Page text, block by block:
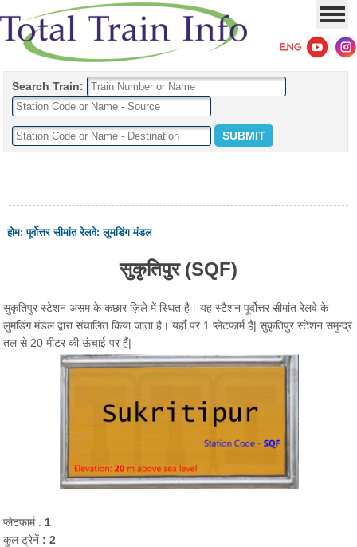
Search Train:
होम:पूर्वोत्तर सीमांत रेलवे:लुमडिंग मंडल
सुकृतिपुर (SQF)
सुकृतिपुर स्टेशन असम के कछार ज़िले में स्थित है। यह स्टैशन पूर्वोत्तर सीमांत रेलवे के
लुमडिंग मंडल द्वारा संचालित किया जाता है। यहाँ पर 1 प्लेटफार्म हैं| सुकृतिपुर स्टेशन समुन्द्र
तल से 20 मीटर की ऊंचाई पर हैं|
प्लेटफार्म : 1
कुल ट्रेनें : 2